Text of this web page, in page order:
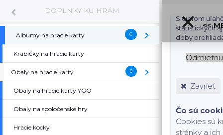
DOPLNKY KU HRÁM
6 ( Albumy na hracie karty
Albumy na hracie karty
Krabičky na hracie karty
5 ( Obaly na hracie karty )
Obaly na hracie karty
Obaly na hracie karty YGO
Obaly na spoločenské hry
Hracie kocky
S cieľom
štatistických
doby
Zavrieť
Čo sú
Cookies sú
stránky a
<<